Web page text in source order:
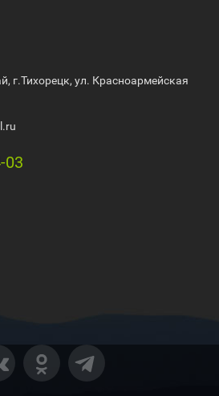
г.Тихорецк, ул. Красноармейская
03